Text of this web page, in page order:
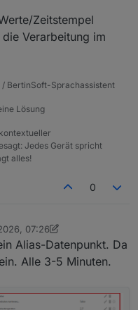
Zeitstempel
Verarbeitung im
BertinSoft-Sprachassistent
Lösung
Jedes Gerät spricht
alles!
0
07:26
Alias-Datenpunkt. Da
Alle 3-5 Minuten.